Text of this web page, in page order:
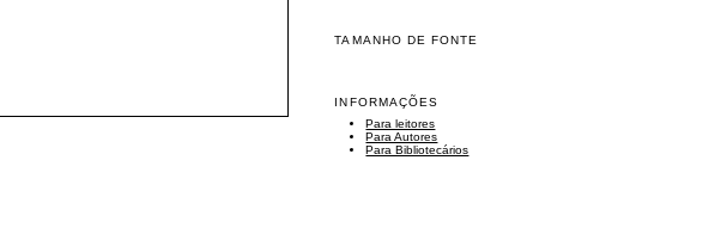
TAMANHO DE FONTE
INFORMAÇÕES
Para leitores
Para Autores
Para Bibliotecários